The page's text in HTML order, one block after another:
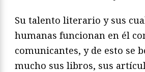
Su talento literario y sus
humanas funcionan en él
comunicantes, y de esto se
mucho sus libros, sus